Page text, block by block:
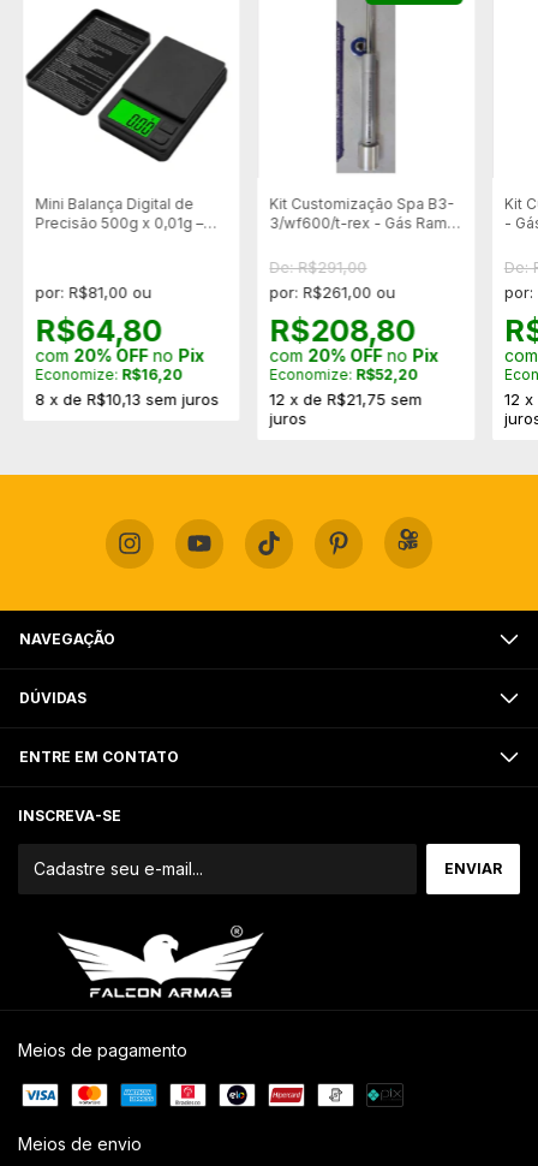
Mini Balança Digital de
Precisão 500g x 0,01g –
por: R$81,00 ou
R$64,80
com 20% OFFno Pix
Economize: R$16,20
8 x de R$10,13 sem juros
Kit Customização Spa B3-
3/wf600/t-rex - Gás Ram
De: R$291,00
por: R$261,00 ou
R$208,80
com 20% OFFno Pix
Economize: R$52,20
12 xdeR$21,75 sem
juros
Kit
-
De:
por:
12 x
NAVEGAÇÃO
DÚVIDAS
ENTRE EM CONTATO
INSCREVA-SE
Meios de pagamento
Meios de envio